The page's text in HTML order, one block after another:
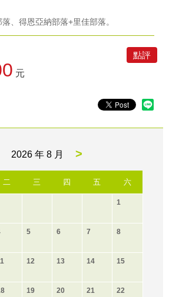
、得恩亞納部落+里佳部落。
點評
元
2026 年 8 月 >
二 三 四 五 六
1
5 6 7 8
12 13 14 15
19 20 21 22